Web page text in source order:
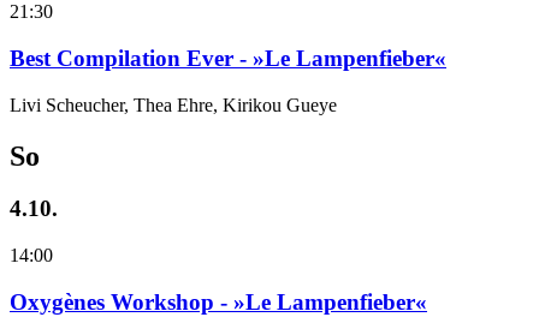
21:30
Best Compilation Ever - »Le Lampenfieber«
Livi Scheucher, Thea Ehre, Kirikou Gueye
So
4.10.
14:00
Oxygènes Workshop - »Le Lampenfieber«